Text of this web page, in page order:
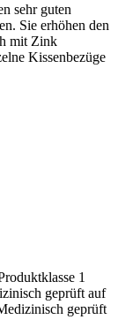
sehr guten
Sie erhöhen den
mit Zink
Kissenbezüge
1
geprüft auf
geprüft